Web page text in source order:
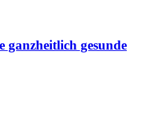
ganzheitlich gesunde